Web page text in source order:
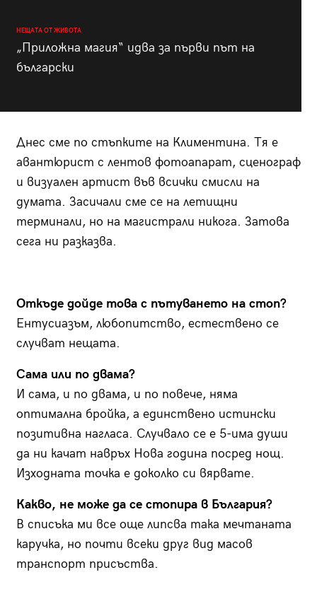
НЕЩАТА ОТ ЖИВОТА
„Приложна магия“ идва за първи път на
български
Днес сме по стъпките на Климентина. Тя е
авантюрист с лентов фотоапарат, сценограф
и визуален артист във всички смисли на
думата. Засичали сме се на летищни
терминали, но на магистрали никога. Затова
сега ни разказва.
Откъде дойде това с пътуването на стоп?
Ентусиазъм, любопитство, естествено се
случват нещата.
Сама или по двама?
И сама, и по двама, и по повече, няма
оптимална бройка, а единствено истински
позитивна нагласа. Случвало се е 5-има души
да ни качат навръх Нова година посред нощ.
Изходната точка е доколко си вярвате.
Какво, не може да се стопира в България?
В списъка ми все още липсва така мечтаната
каручка, но почти всеки друг вид масов
транспорт присъства.